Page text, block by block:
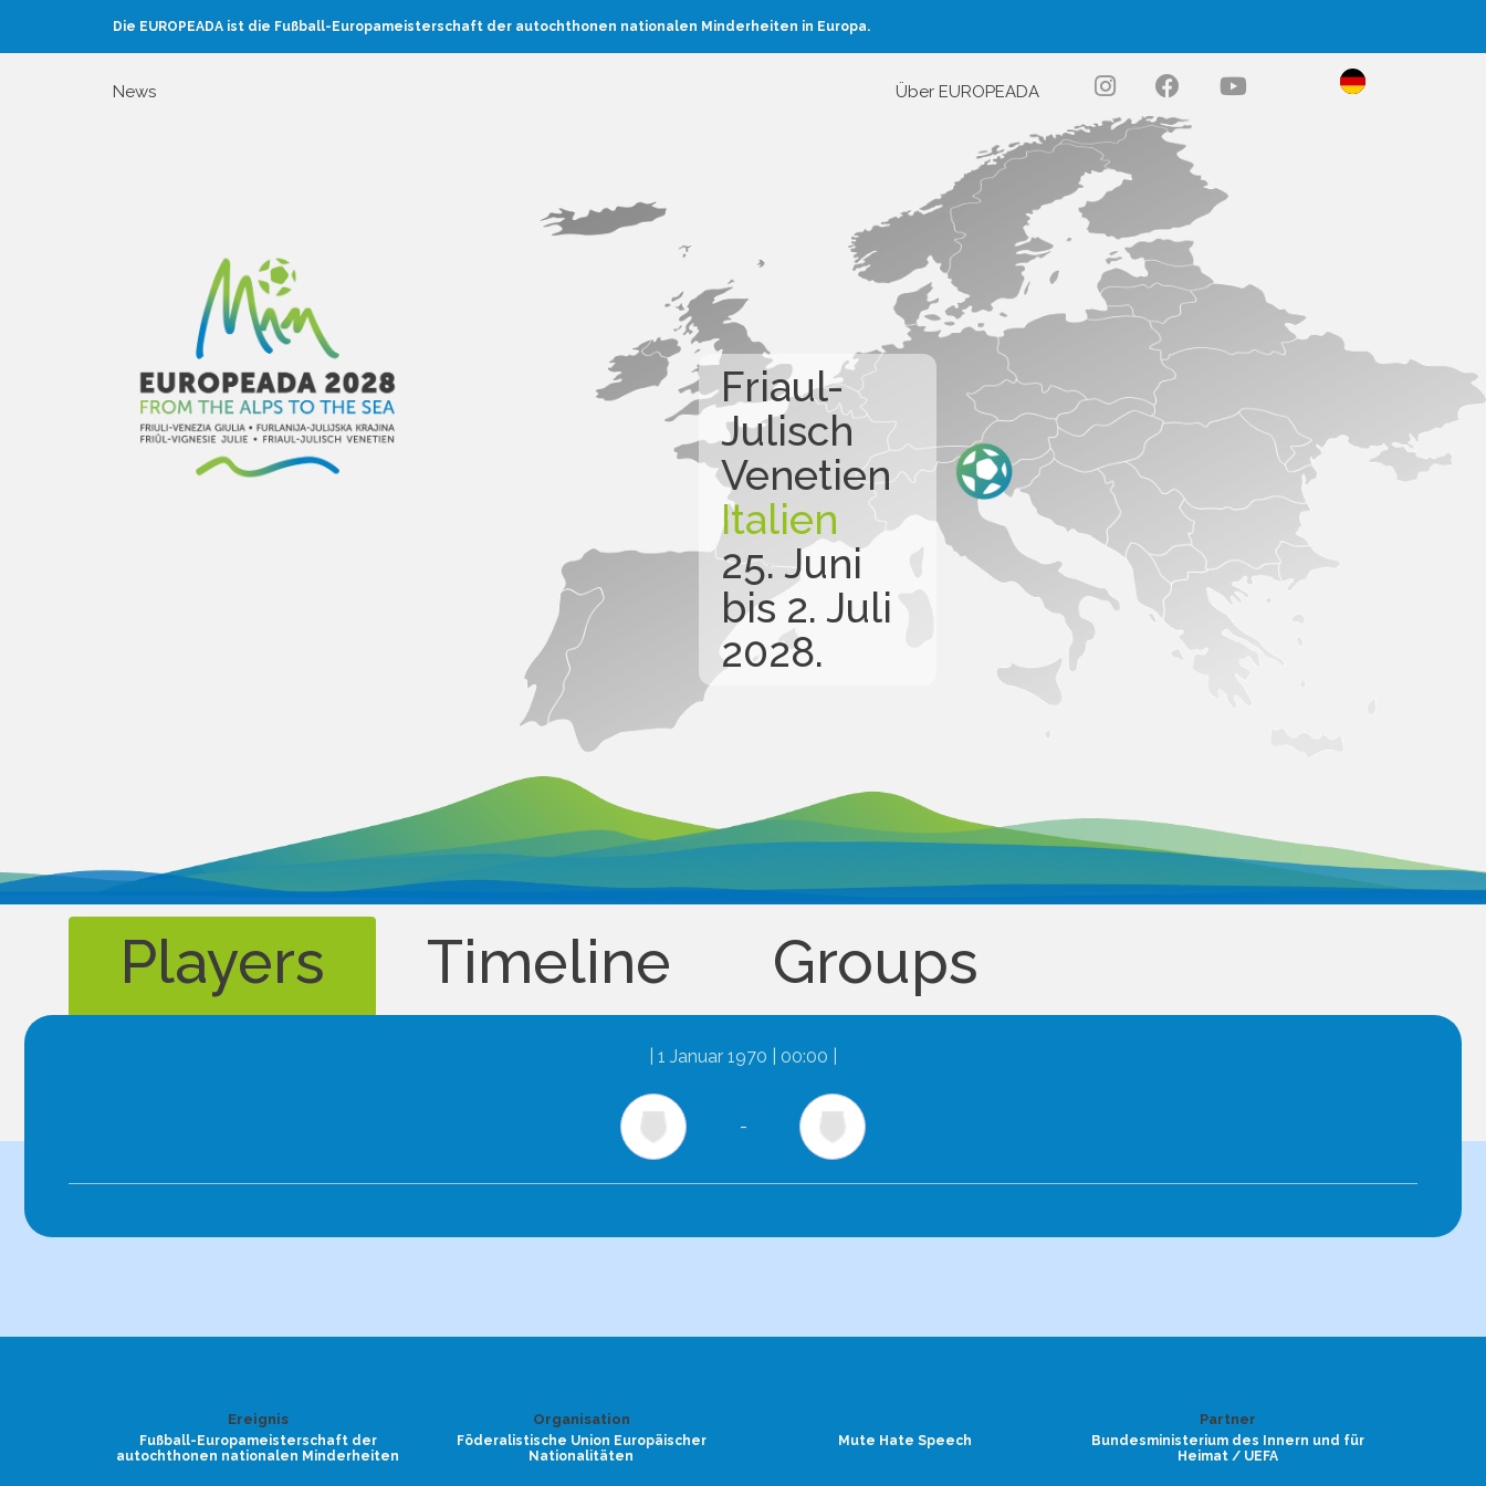
Die EUROPEADA ist die Fußball-Europameisterschaft der autochthonen nationalen Minderheiten in Europa.
News Über EUROPEADA
Friaul-
Julisch
Venetien
Italien
25. Juni
bis 2. Juli
2028.
Players Timeline Groups
1 Januar 1970 | 00:00
-
Ereignis
Fußball-Europameisterschaft der
autochthonen nationalen Minderheiten
Organisation
Föderalistische Union Europäischer
Nationalitäten
Mute Hate Speech
Partner
Bundesministerium des Innern und für
Heimat / UEFA